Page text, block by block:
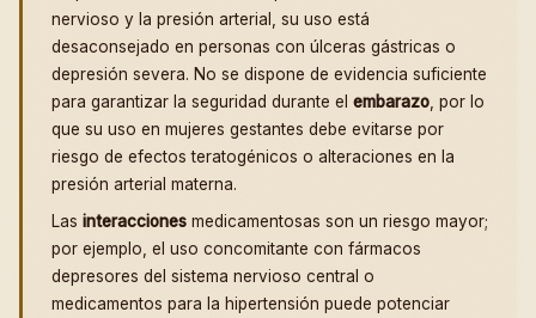
nervioso y la presión arterial, su uso está
desaconsejado en personas con úlceras gástricas o
depresión severa. No se dispone de evidencia suficiente
para garantizar la seguridad durante el embarazo , por lo
que su uso en mujeres gestantes debe evitarse por
riesgo de efectos teratogénicos o alteraciones en la
presión arterial materna.
Las interacciones medicamentosas son un riesgo mayor;
por ejemplo, el uso concomitante con fármacos
depresores del sistema nervioso central o
medicamentos para la hipertensión puede potenciar